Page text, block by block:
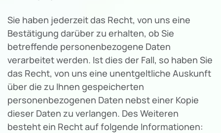
Sie haben jederzeit das Recht, von uns eine
Bestätigung darüber zu erhalten, ob Sie
betreffende personenbezogene Daten
verarbeitet werden. Ist dies der Fall, so haben Sie
das Recht, von uns eine unentgeltliche Auskunft
über die zu Ihnen gespeicherten
personenbezogenen Daten nebst einer Kopie
dieser Daten zu verlangen. Des Weiteren
besteht ein Recht auf folgende Informationen: